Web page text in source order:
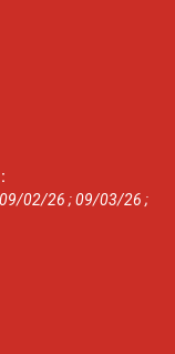
02/26 ; 09/03/26 ;